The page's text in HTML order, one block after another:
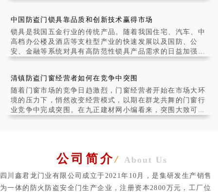
中国防盗门锁具靠品质和创新技术赢得市场
锁具是我国五金行业的传统产品。随着我国住宅、汽车、中
高档办公楼及酒店等支柱型产业的快速发展以及国防、公
安、金融等系统对具有高防范性锁具产品需求的日益加强，
锁具产业在我国呈现出快速发展之势。全行业产品质
清镇防盗门窗经营者如何在竞争中突围
随着门窗市场的竞争日趋激烈，门窗经营者开始在市场大环
境的压力下，悄然改变经营模式，以期在群龙共舞的门窗行
业竞争中完成突围。在九正建材网小编看来，突围大致可以
采取以下几种方式：
公司简介/ About Us
四川鑫君龙门业有限公司成立于2021年10月，是集研发生产销售
为一体的防火防盗安全门生产企业，注册资本2800万元，工厂位